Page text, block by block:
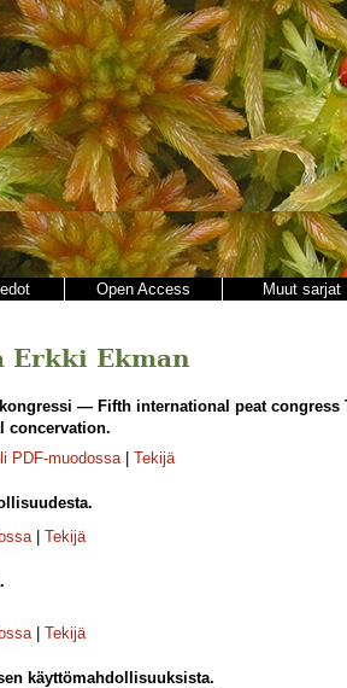
Open Access Muut sarjat
Ekman
— Fifth international peat congress
concervation.
PDF-muodossa| Tekijä
| Tekijä
| Tekijä
käyttömahdollisuuksista.